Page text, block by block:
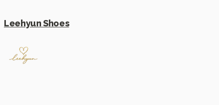
Leehyun Shoes